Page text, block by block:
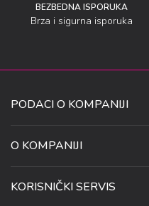
BEZBEDNA ISPORUKA
Brza i sigurna isporuka
PODACI O KOMPANIJI
UL. ANETE ANDREJEVIĆ 13
NIŠ 18106, SRBIJA
O KOMPANIJI
KORISNIČKI SERVIS